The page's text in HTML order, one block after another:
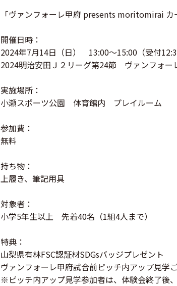
「ヴァンフォーレ甲府 presents moritomirai カ
開催日時：
2024年7月14日（日） 13:00～15:00（受付
2024明治安田Ｊ２リーグ第24節 ヴァンフォ
実施場所：
小瀬スポーツ公園 体育館内 プレイルーム
参加費：
無料
持ち物：
上履き、筆記用具
対象者：
小学5年生以上 先着40名（1組4人まで）
特典：
山梨県有林FSC認証材SDGsバッジプレゼント
ヴァンフォーレ甲府試合前ピッチ内アップ見学
※ピッチ内アップ見学参加者は、体験会終了後